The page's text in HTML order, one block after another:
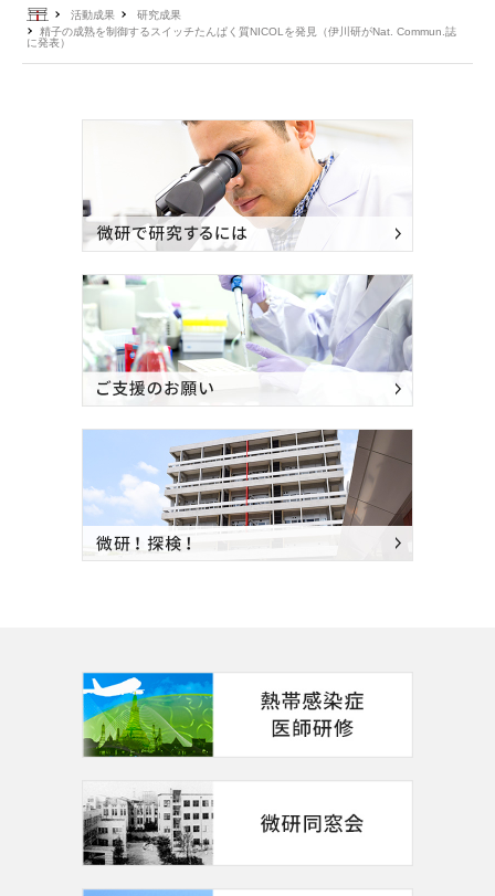
ホーム活動成果
研究成果
精子の成熟を制御するスイッチたんぱく質NICOLを発見（伊川研がNat. Commun.誌
に発表）